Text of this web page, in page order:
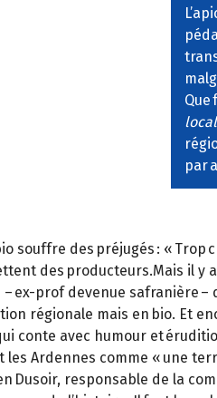
Que
par
des préjugés : « Trop
des producteurs.Mais il
prof devenue safranière –
régionale mais en bio. Et
avec humour et
Ardennes comme « une
responsable de la